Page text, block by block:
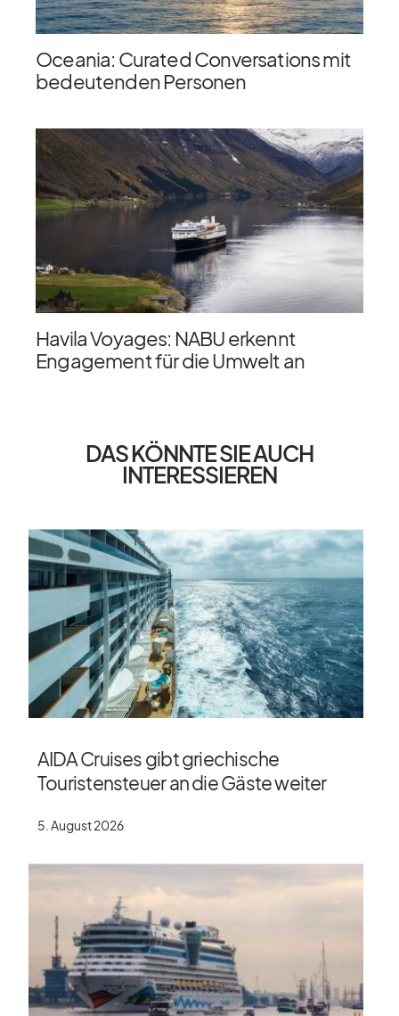
Oceania: Curated Conversations mit
bedeutenden Personen
Havila Voyages: NABU erkennt
Engagement für die Umwelt an
DAS KÖNNTE SIE AUCH
INTERESSIEREN
AIDA Cruises gibt griechische
Touristensteuer an die Gäste weiter
5. August 2026